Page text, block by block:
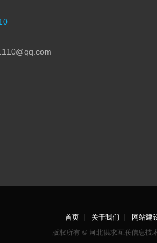
首页｜ 关于我们
网站建
版权所有 © 河北供求互联信息